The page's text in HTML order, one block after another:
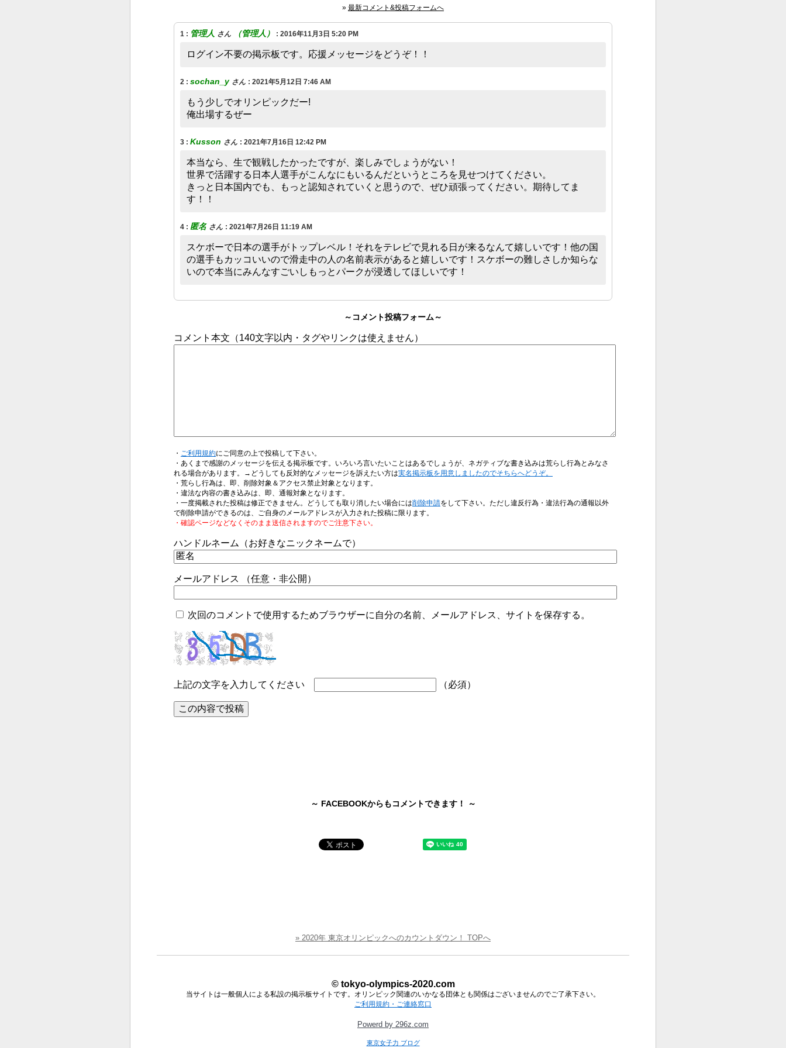
» 最新コメント&投稿フォームへ
1 : 管理人 さん （管理人） : 2016年11月3日 5:20 PM
ログイン不要の掲示板です。応援メッセージをどうぞ！！
2 : sochan_y さん : 2021年5月12日 7:46 AM
もう少しでオリンピックだー!
‌俺出場するぜー
3 : Kusson さん : 2021年7月16日 12:42 PM
本当なら、生で観戦したかったですが、楽しみでしょうがない！
‌世界で活躍する日本人選手がこんなにもいるんだというところを見せつけてください。
‌きっと日本国内でも、もっと認知されていくと思うので、ぜひ頑張ってください。期待してま
す！！
4 : 匿名 さん : 2021年7月26日 11:19 AM
スケボーで日本の選手がトップレベル！それをテレビで見れる日が来るなんて嬉しいです！他の国
の選手もカッコいいので滑走中の人の名前表示があると嬉しいです！スケボーの難しさしか知らな
いので本当にみんなすごいしもっとパークが浸透してほしいです！
～コメント投稿フォーム～
コメント本文（140文字以内・タグやリンクは使えません）
・ ご利用規約にご同意の上で投稿して下さい。
・あくまで感謝のメッセージを伝える掲示板です。いろいろ言いたいことはあるでしょうが、ネガティブな書き込みは荒らし行為とみなさ
れる場合があります。→どうしても反対的なメッセージを訴えたい方は実名掲示板を用意しましたのでそちらへどうぞ。
・荒らし行為は、即、削除対象＆アクセス禁止対象となります。
・違法な内容の書き込みは、即、通報対象となります。
・一度掲載された投稿は修正できません。どうしても取り消したい場合には削除申請をして下さい。ただし違反行為・違法行為の通報以外
で削除申請ができるのは、ご自身のメールアドレスが入力された投稿に限ります。
・確認ページなどなくそのまま送信されますのでご注意下さい。
ハンドルネーム（お好きなニックネームで）
メールアドレス （任意・非公開）
次回のコメントで使用するためブラウザーに自分の名前、メールアドレス、サイトを保存する。
上記の文字を入力してください （必須）
～ FACEBOOKからもコメントできます！ ～
» 2020年 東京オリンピックへのカウントダウン！ TOPへ
© tokyo-olympics-2020.com
当サイトは一般個人による私設の掲示板サイトです。オリンピック関連のいかなる団体とも関係はございませんのでご了承下さい。
ご利用規約・ご連絡窓口
Powerd by 296z.com
東京女子力 ブログ